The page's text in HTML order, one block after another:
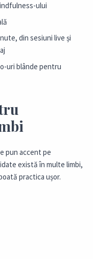
ului
din sesiuni live și
uri blânde pentru
pun accent pe
există în multe limbi,
practica ușor.